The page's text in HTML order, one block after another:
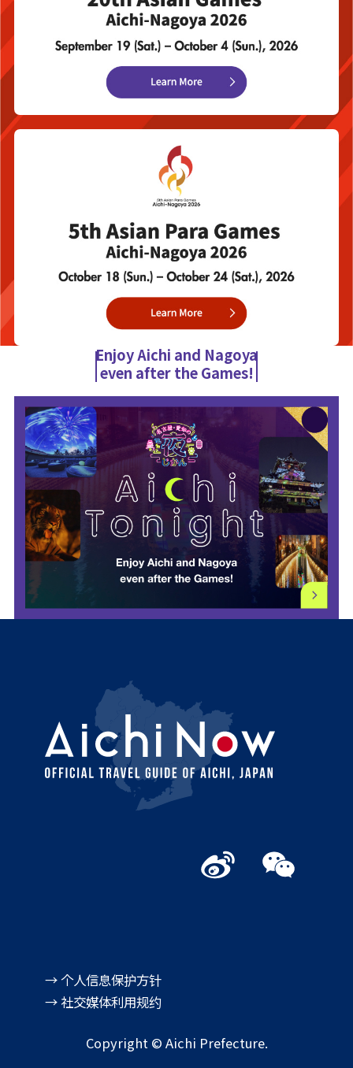
Enjoy Aichi and Nagoya
even after the Games!
→ 个人信息保护方针
→ 社交媒体利用规约
Copyright © Aichi Prefecture.